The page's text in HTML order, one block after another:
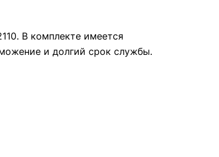
В комплекте имеется
и долгий срок службы.